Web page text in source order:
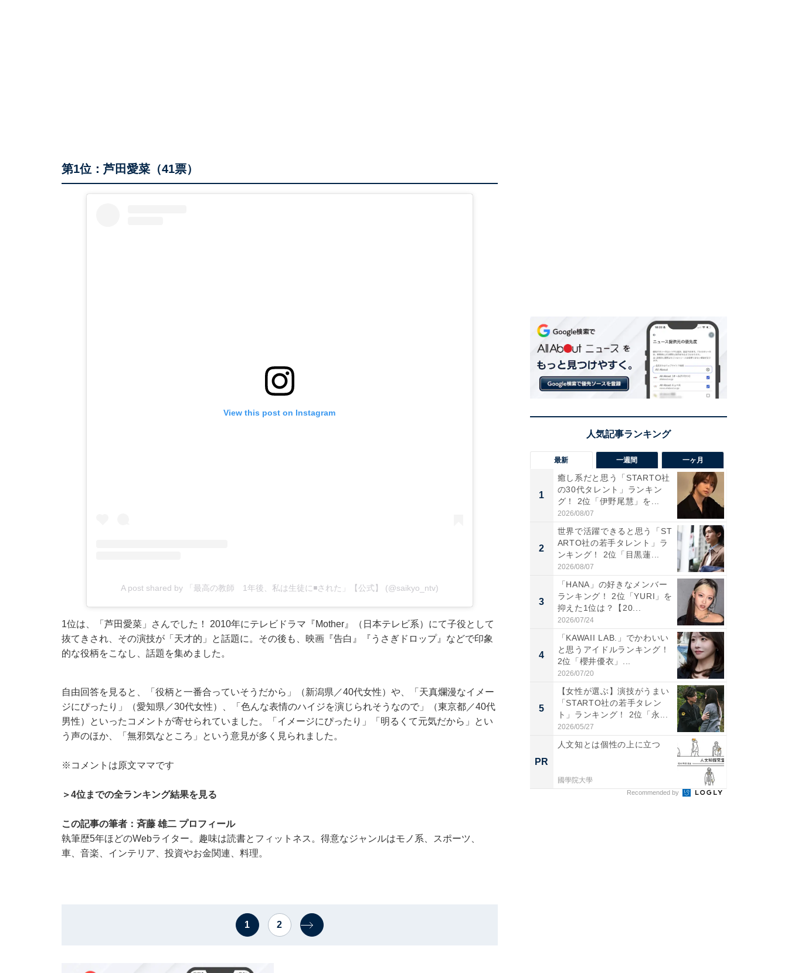
第1位：芦田愛菜（41票）
View this post on Instagram
A post shared by 「最高の教師 1年後、私は生徒に◾️された」【公式】 (@saikyo_ntv)
1位は、「芦田愛菜」さんでした！ 2010年にテレビドラマ『Mother』（日本テレビ系）にて子役として
抜てきされ、その演技が「天才的」と話題に。その後も、映画『告白』『うさぎドロップ』などで印象
的な役柄をこなし、話題を集めました。
自由回答を見ると、「役柄と一番合っていそうだから」（新潟県／40代女性）や、「天真爛漫なイメー
ジにぴったり」（愛知県／30代女性）、「色んな表情のハイジを演じられそうなので」（東京都／40代
男性）といったコメントが寄せられていました。「イメージにぴったり」「明るくて元気だから」とい
う声のほか、「無邪気なところ」という意見が多く見られました。
※コメントは原文ママです
＞4位までの全ランキング結果を見る
この記事の筆者：斉藤 雄二 プロフィール
執筆歴5年ほどのWebライター。趣味は読書とフィットネス。得意なジャンルはモノ系、スポーツ、
車、音楽、インテリア、投資やお金関連、料理。
1 2
最新 一週間 一ヶ月
1
癒し系だと思う「STARTO社
の30代タレント」ランキン
グ！ 2位「伊野尾慧」を...
2026/08/07
2
世界で活躍できると思う「ST
ARTO社の若手タレント」ラ
ンキング！ 2位「目黒蓮...
2026/08/07
3
「HANA」の好きなメンバー
ランキング！ 2位「YURI」を
抑えた1位は？【20...
2026/07/24
4
「KAWAII LAB.」でかわいい
と思うアイドルランキング！
2位「櫻井優衣」...
2026/07/20
5
【女性が選ぶ】演技がうまい
「STARTO社の若手タレン
ト」ランキング！ 2位「永...
2026/05/27
PR
人文知とは個性の上に立つ
國學院大學
Recommended by